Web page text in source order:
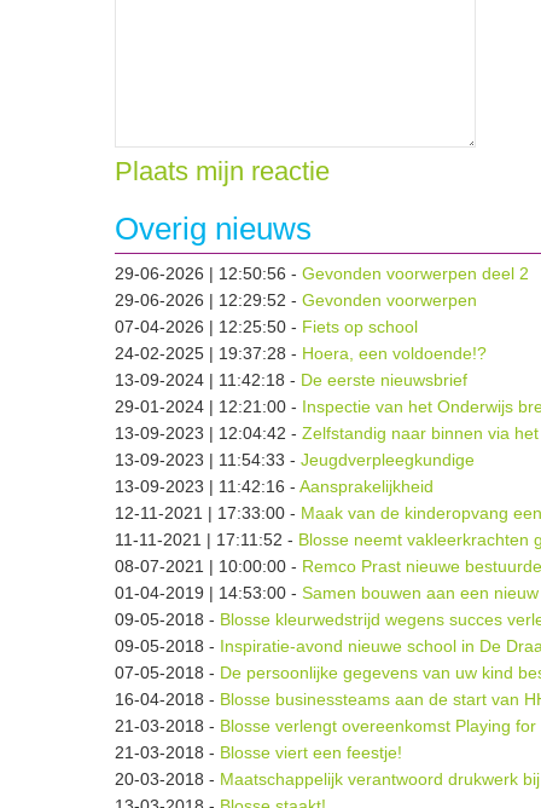
Plaats mijn reactie
Overig nieuws
29-06-2026 | 12:50:56 - Gevonden voorwerpen deel 2
29-06-2026 | 12:29:52 - Gevonden voorwerpen
07-04-2026 | 12:25:50 - Fiets op school
24-02-2025 | 19:37:28 - Hoera, een voldoende!?
13-09-2024 | 11:42:18 - De eerste nieuwsbrief
29-01-2024 | 12:21:00 - Inspectie van het Onderwijs
13-09-2023 | 12:04:42 - Zelfstandig naar binnen via
13-09-2023 | 11:54:33 - Jeugdverpleegkundige
13-09-2023 | 11:42:16 - Aansprakelijkheid
12-11-2021 | 17:33:00 - Maak van de kinderopvang
11-11-2021 | 17:11:52 - Blosse neemt vakleerkrachten
08-07-2021 | 10:00:00 - Remco Prast nieuwe
01-04-2019 | 14:53:00 - Samen bouwen aan een
09-05-2018 - Blosse kleurwedstrijd wegens succes
09-05-2018 - Inspiratie-avond nieuwe school in De
07-05-2018 - De persoonlijke gegevens van uw kind
16-04-2018 - Blosse businessteams aan de start van
21-03-2018 - Blosse verlengt overeenkomst Playing for
21-03-2018 - Blosse viert een feestje!
20-03-2018 - Maatschappelijk verantwoord drukwerk